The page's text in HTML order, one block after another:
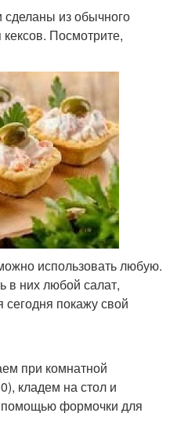
сделаны из обычного
Посмотрите,
использовать любую.
в них любой салат,
покажу свой
при комнатной
кладем на стол и
помощью формочки для